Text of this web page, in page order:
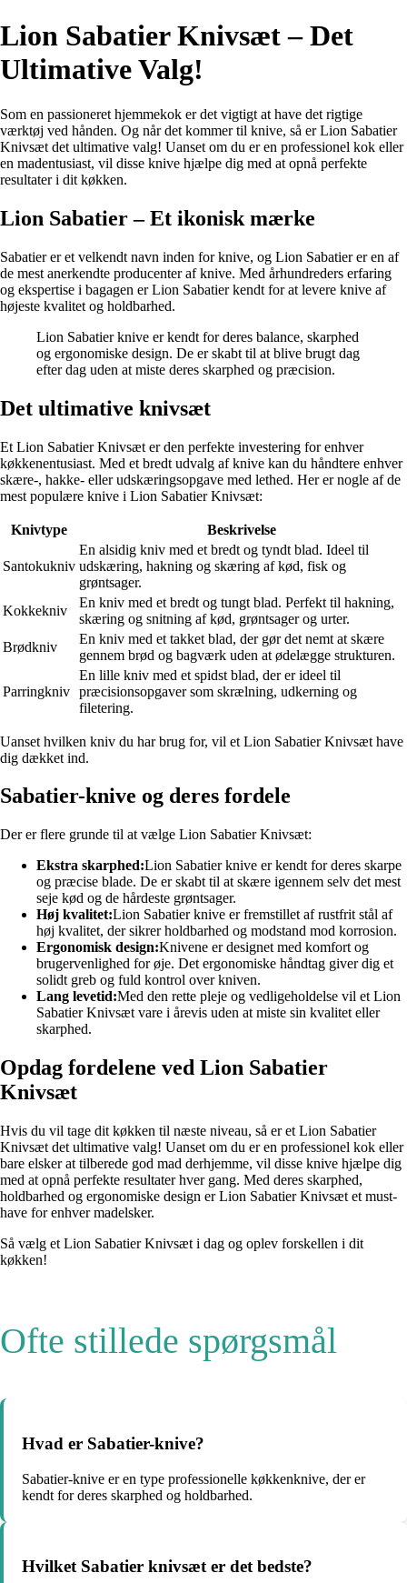
Lion Sabatier Knivsæt – Det
Ultimative Valg!
Som en passioneret hjemmekok er det vigtigt at have det rigtige
værktøj ved hånden. Og når det kommer til knive, så er Lion Sabatier
Knivsæt det ultimative valg! Uanset om du er en professionel kok eller
en madentusiast, vil disse knive hjælpe dig med at opnå perfekte
resultater i dit køkken.
Lion Sabatier – Et ikonisk mærke
Sabatier er et velkendt navn inden for knive, og Lion Sabatier er en af
de mest anerkendte producenter af knive. Med århundreders erfaring
og ekspertise i bagagen er Lion Sabatier kendt for at levere knive af
højeste kvalitet og holdbarhed.
Lion Sabatier knive er kendt for deres balance, skarphed
og ergonomiske design. De er skabt til at blive brugt dag
efter dag uden at miste deres skarphed og præcision.
Det ultimative knivsæt
Et Lion Sabatier Knivsæt er den perfekte investering for enhver
køkkenentusiast. Med et bredt udvalg af knive kan du håndtere enhver
skære-, hakke- eller udskæringsopgave med lethed. Her er nogle af de
mest populære knive i Lion Sabatier Knivsæt:
Knivtype Beskrivelse
Santokukniv
En alsidig kniv med et bredt og tyndt blad. Ideel til
udskæring, hakning og skæring af kød, fisk og
grøntsager.
Kokkekniv
En kniv med et bredt og tungt blad. Perfekt til hakning,
skæring og snitning af kød, grøntsager og urter.
Brødkniv
En kniv med et takket blad, der gør det nemt at skære
gennem brød og bagværk uden at ødelægge strukturen.
Parringkniv
En lille kniv med et spidst blad, der er ideel til
præcisionsopgaver som skrælning, udkerning og
filetering.
Uanset hvilken kniv du har brug for, vil et Lion Sabatier Knivsæt have
dig dækket ind.
Sabatier-knive og deres fordele
Der er flere grunde til at vælge Lion Sabatier Knivsæt:
Ekstra skarphed:Lion Sabatier knive er kendt for deres skarpe
og præcise blade. De er skabt til at skære igennem selv det mest
seje kød og de hårdeste grøntsager.
Høj kvalitet:Lion Sabatier knive er fremstillet af rustfrit stål af
høj kvalitet, der sikrer holdbarhed og modstand mod korrosion.
Ergonomisk design:Knivene er designet med komfort og
brugervenlighed for øje. Det ergonomiske håndtag giver dig et
solidt greb og fuld kontrol over kniven.
Lang levetid:Med den rette pleje og vedligeholdelse vil et Lion
Sabatier Knivsæt vare i årevis uden at miste sin kvalitet eller
skarphed.
Opdag fordelene ved Lion Sabatier
Knivsæt
Hvis du vil tage dit køkken til næste niveau, så er et Lion Sabatier
Knivsæt det ultimative valg! Uanset om du er en professionel kok eller
bare elsker at tilberede god mad derhjemme, vil disse knive hjælpe dig
med at opnå perfekte resultater hver gang. Med deres skarphed,
holdbarhed og ergonomiske design er Lion Sabatier Knivsæt et must-
have for enhver madelsker.
Så vælg et Lion Sabatier Knivsæt i dag og oplev forskellen i dit
køkken!
Ofte stillede spørgsmål
Hvad er Sabatier-knive?
Sabatier-knive er en type professionelle køkkenknive, der er
kendt for deres skarphed og holdbarhed.
Hvilket Sabatier knivsæt er det bedste?